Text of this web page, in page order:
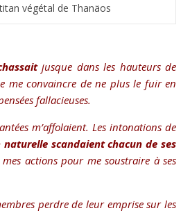
végétal de Thanäos
jusque dans les hauteurs de
me convaincre de ne plus le fuir en
fallacieuses.
m’affolaient. Les intonations de
naturelle scandaient chacun de ses
actions pour me soustraire à ses
perdre de leur emprise sur les